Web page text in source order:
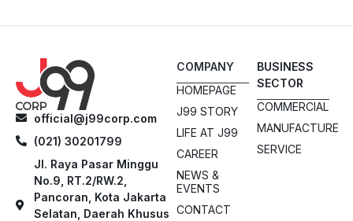
Stars
Day
official@j99corp.com
(021) 30201799
Jl. Raya Pasar Minggu
No.9, RT.2/RW.2,
Pancoran, Kota Jakarta
Selatan, Daerah Khusus
COMPANY
HOMEPAGE
J99 STORY
LIFE AT J99
CAREER
NEWS &
EVENTS
CONTACT
BUSINESS
SECTOR
COMMERCIAL
MANUFACTURE
SERVICE